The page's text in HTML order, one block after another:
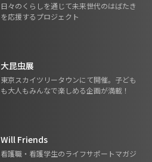
日々のくらしを通じて未来世代のはばたき
を応援するプロジェクト
大昆虫展
東京スカイツリータウンにて開催。子ども
も大人もみんなで楽しめる企画が満載！
Will Friends
看護職・看護学生のライフサポートマガジ